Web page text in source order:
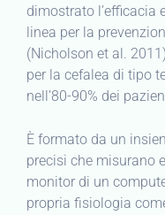
dimostrato l’efficacia
linea per la
(Nicholson et al.
per la cefalea di tipo
nell’80-90% dei
È formato da un
precisi che misurano
monitor di un
propria fisiologia